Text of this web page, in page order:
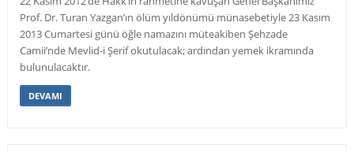
Prof. Dr. Turan Yazgan’ın ölüm yıldönümü münasebetiyle 23 Kasım
2013 Cumartesi günü öğle namazını müteakiben Şehzade
Camii’nde Mevlid-i Şerif okutulacak; ardından yemek ikramında
bulunulacaktır.
DEVAMI